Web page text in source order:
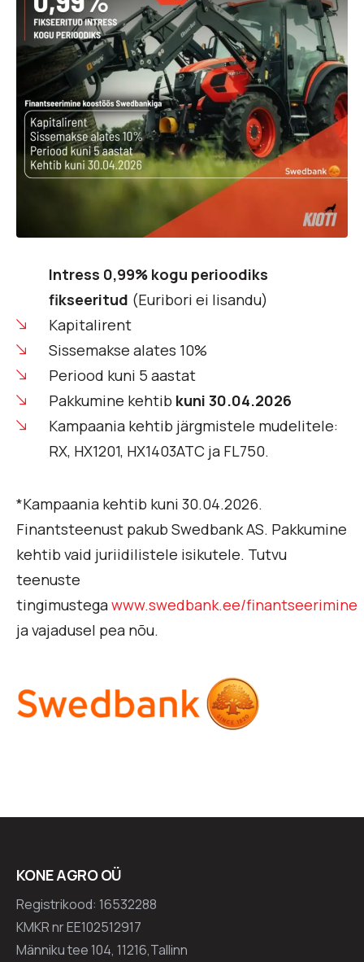
Intress 0,99% kogu perioodiks
fikseeritud (Euribori ei lisandu)
Kapitalirent
Sissemakse alates 10%
Periood kuni 5 aastat
Pakkumine kehtib kuni 30.04.2026
Kampaania kehtib järgmistele mudelitele:
RX, HX1201, HX1403ATC ja FL750.
*Kampaania kehtib kuni 30.04.2026.
Finantsteenust pakub Swedbank AS. Pakkumine
kehtib vaid juriidilistele isikutele. Tutvu
teenuste
tingimustegawww.swedbank.ee/finantseerimine
ja vajadusel pea nõu.
KONE AGRO OÜ
Registrikood: 16532288
KMKR nr EE102512917
Männiku tee 104, 11216,Tallinn